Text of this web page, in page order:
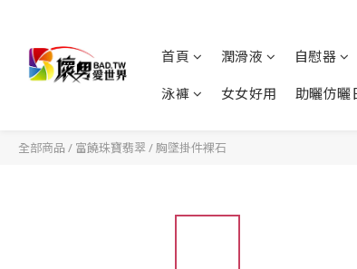
首頁 潤滑液 自慰器
泳褲 女女好用 助曬仿曬
全部商品 / 富饒珠寶翡翠/胸墜掛件裸石